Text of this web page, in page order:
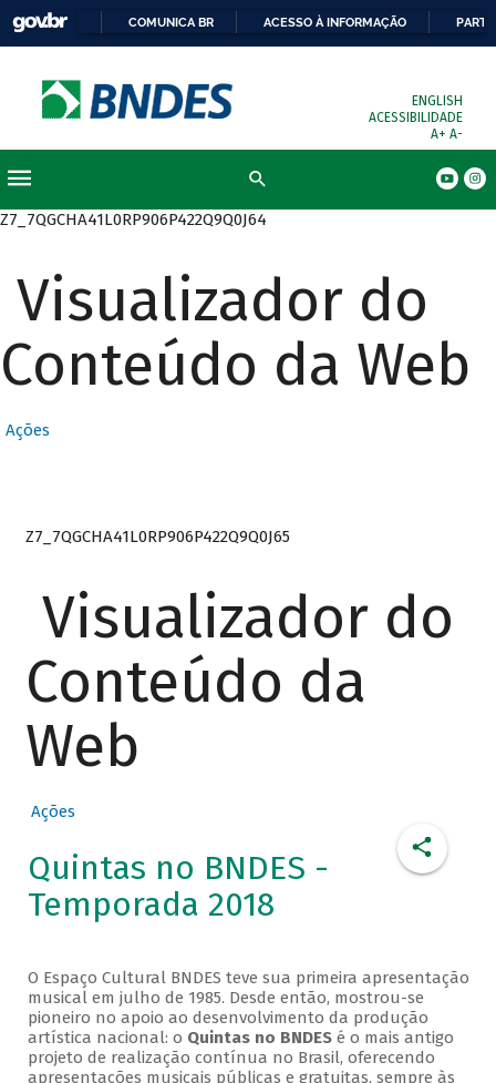
COMUNICA BR ACESSO À INFORMAÇÃO
ENGLISH
ACESSIBILIDADE
A+ A-
Z7_7QGCHA41L0RP906P422Q9Q0J64
Visualizador do
Conteúdo da Web
Ações
Z7_7QGCHA41L0RP906P422Q9Q0J65
Visualizador do
Conteúdo da
Web
Ações
Quintas no BNDES -
Temporada 2018
O Espaço Cultural BNDES teve sua primeira apresentação
musical em julho de 1985. Desde então, mostrou-se
pioneiro no apoio ao desenvolvimento da produção
artística nacional: o Quintas no BNDESé o mais antigo
projeto de realização contínua no Brasil, oferecendo
apresentações musicais públicas e gratuitas, sempre às